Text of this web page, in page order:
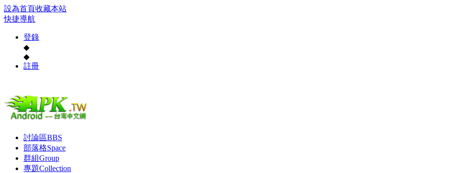
設為首頁收藏本站
快捷導航
登錄
◆
◆
註冊
討論區BBS
部落格Space
群組Group
專題Collection